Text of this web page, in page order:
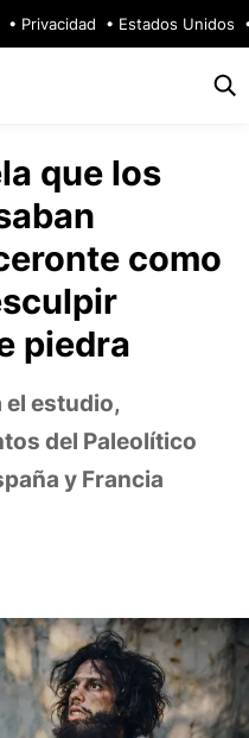
Privacidad Estados Unidos
que los
como
piedra
el estudio,
del Paleolítico
y Francia